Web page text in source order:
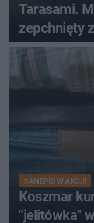
Tarasami.
zepchnięty
nagranie
SANEPID W AKCJI
Koszmar
"jelitówka"